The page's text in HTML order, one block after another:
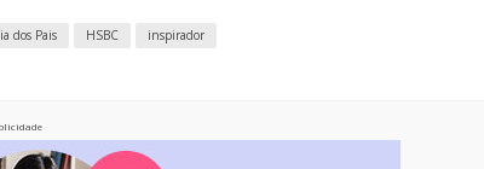
dos Pais HSBC inspirador